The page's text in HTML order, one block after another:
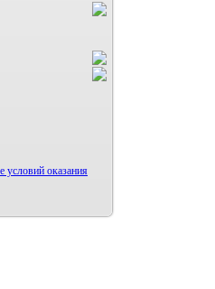
условий оказания